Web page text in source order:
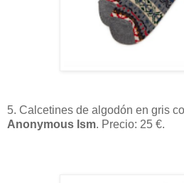
5. Calcetines de algodón en gris
Anonymous Ism. Precio: 25 €.